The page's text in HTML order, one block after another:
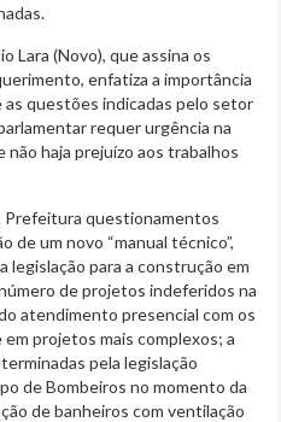
Lara (Novo), que assina os
enfatiza a importância
questões indicadas pelo setor
requer urgência na
não haja prejuízo aos trabalhos
Prefeitura questionamentos
de um novo “manual técnico”,
para a construção em
de projetos indeferidos na
atendimento presencial com os
projetos mais complexos; a
pela legislação
de Bombeiros no momento da
de banheiros com ventilação